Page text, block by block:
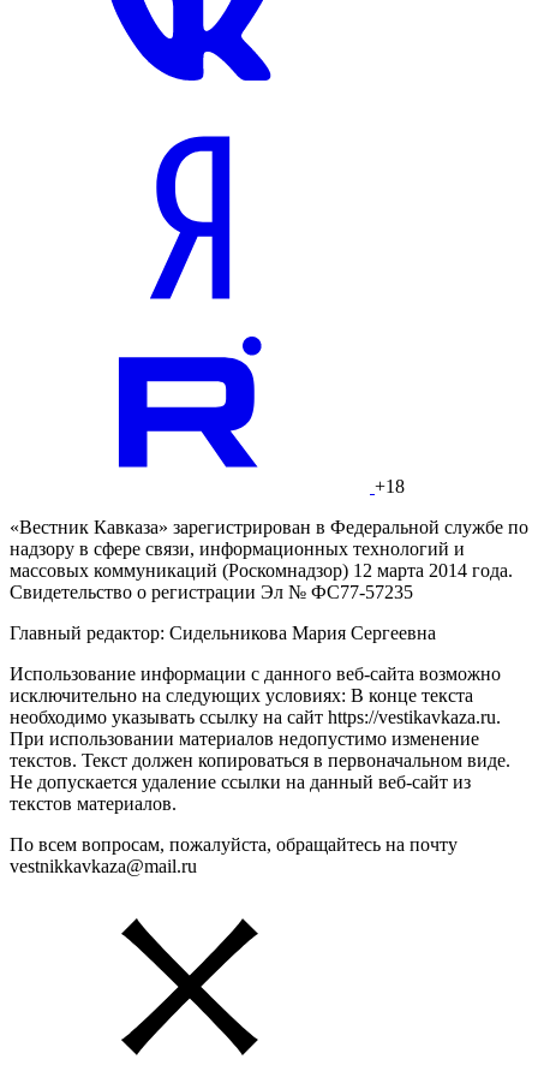
+18
«Вестник Кавказа» зарегистрирован в Федеральной службе по
надзору в сфере связи, информационных технологий и
массовых коммуникаций (Роскомнадзор) 12 марта 2014 года.
Свидетельство о регистрации Эл № ФС77-57235
Главный редактор: Сидельникова Мария Сергеевна
Использование информации с данного веб-сайта возможно
исключительно на следующих условиях: В конце текста
необходимо указывать ссылку на сайт https://vestikavkaza.ru.
При использовании материалов недопустимо изменение
текстов. Текст должен копироваться в первоначальном виде.
Не допускается удаление ссылки на данный веб-сайт из
текстов материалов.
По всем вопросам, пожалуйста, обращайтесь на почту
vestnikkavkaza@mail.ru